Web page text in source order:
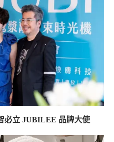
必立 JUBILEE 品牌大使